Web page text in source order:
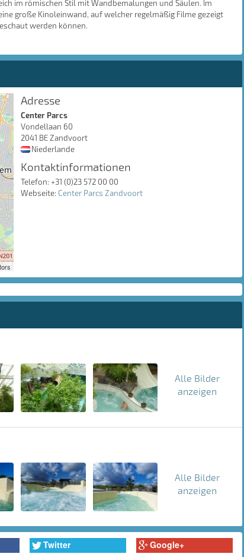
im römischen Stil mit Wandbemalungen und Säulen. Im
große Kinoleinwand, auf welcher regelmäßig Filme gezeigt
werden können.
Adresse
Center Parcs
Vondellaan 60
2041 BE Zandvoort
Niederlande
Kontaktinformationen
Telefon: +31 (0)23 572 00 00
Webseite: Center Parcs Zandvoort
Alle Bilder
anzeigen
Alle Bilder
anzeigen
Twitter Google+